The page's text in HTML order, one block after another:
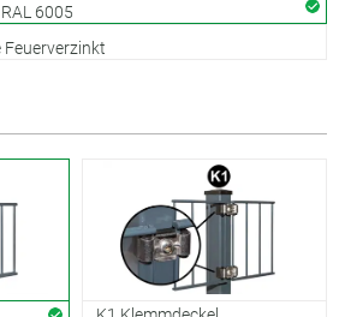
6005
Feuerverzinkt